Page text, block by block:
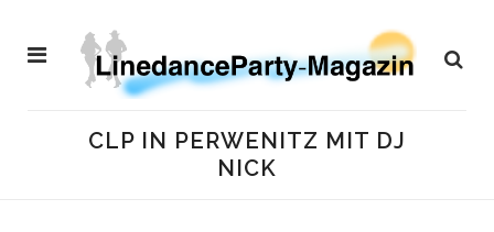
CLP IN PERWENITZ MIT DJ
NICK